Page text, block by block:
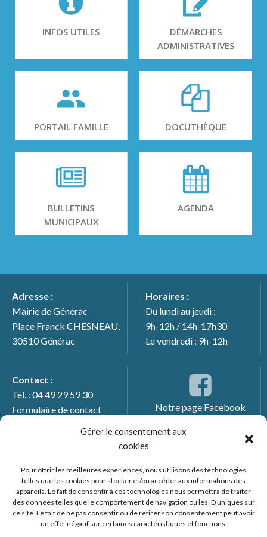
Gérer le consentement aux
cookies
Pour offrir les meilleures expériences, nous utilisons des technologies
telles que les cookies pour stocker et/ou accéder aux informations des
appareils. Le fait de consentir à ces technologies nous permettra de traiter
des données telles que le comportement de navigation ou les ID uniques sur
ce site. Le fait de ne pas consentir ou de retirer son consentement peut avoir
un effet négatif sur certaines caractéristiques et fonctions.
INFOS UTILES
DÉMARCHES
ADMINISTRATIVES
PORTAIL FAMILLE DOCUTHÈQUE
BULLETINS
MUNICIPAUX
AGENDA
Adresse :
Mairie de Générac
Place Franck CHESNEAU,
30510 Générac
Horaires :
Du lundi au jeudi :
9h-12h / 14h-17h30
Le vendredi : 9h-12h
Contact :
Tél. : 04 49 29 59 30
Formulaire de contact
Notre page Facebook